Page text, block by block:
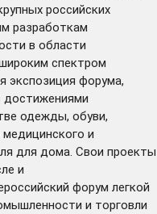
российских
разработкам
в области
спектром
экспозиция форума,
достижениями
одежды, обуви,
и
для дома. Свои проекты
и
форум легкой
и торговли